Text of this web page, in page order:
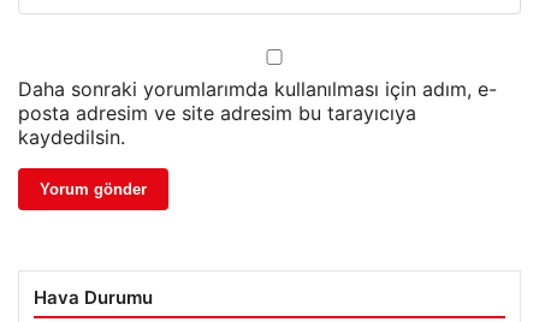
Daha sonraki yorumlarımda kullanılması için adım, e-
posta adresim ve site adresim bu tarayıcıya
kaydedilsin.
Hava Durumu